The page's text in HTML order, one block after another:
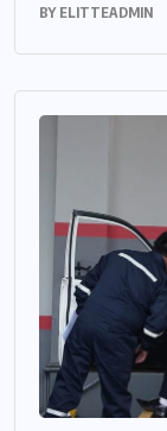
BY ELITTEADMIN